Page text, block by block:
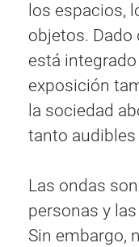
los espacios,
objetos. Dado
está
exposición
la sociedad
tanto
Las ondas
personas y
Sin embargo,